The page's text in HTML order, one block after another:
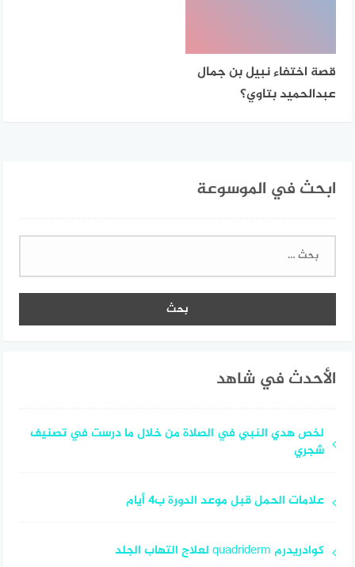
قصة اختفاء نبيل بن جمال
عبدالحميد بتاوي؟
ابحث في الموسوعة
البحث
الأحدث في شاهد
لخص هدي النبي في الصلاة من خلال ما درست في تصنيف
شجري
علامات الحمل قبل موعد الدورة ب4 أيام
كوادريدرم quadriderm لعلاج التهاب الجلد